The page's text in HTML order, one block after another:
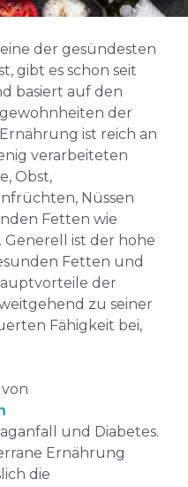
der gesündesten
gibt es schon seit
basiert auf den
der
ist reich an
verarbeiteten
Obst,
Nüssen
Fetten wie
ist der hohe
Fetten und
der
zu seiner
Fähigkeit bei,
und Diabetes.
Ernährung
die